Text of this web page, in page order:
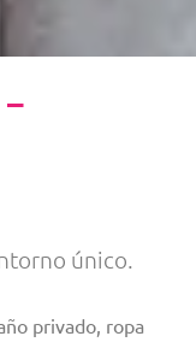
único.
privado, ropa